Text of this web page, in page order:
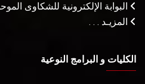
البوابة الإلكترونية للشكاوى
المزيـد . . .
الكليات و البرامج النوعية